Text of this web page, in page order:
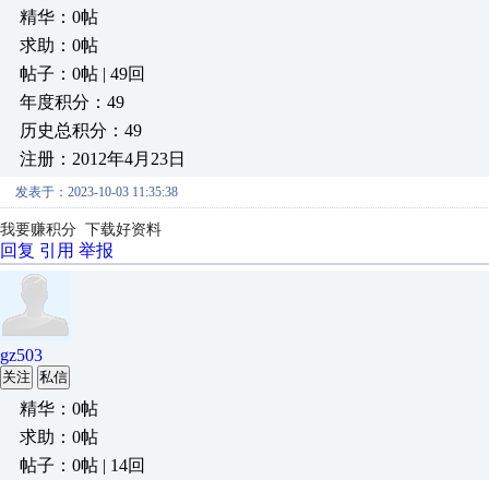
精华：0帖
求助：0帖
帖子：0帖 | 49回
年度积分：49
历史总积分：49
注册：2012年4月23日
发表于：2023-10-03 11:35:38
我要赚积分 下载好资料
回复 引用 举报
gz503
关注 私信
精华：0帖
求助：0帖
帖子：0帖 | 14回